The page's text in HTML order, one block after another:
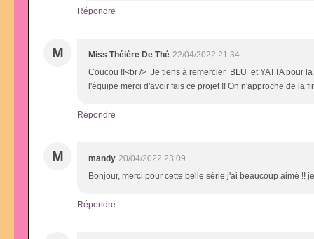
Répondre
M Miss Théière De Thé 22/04/2022 21:34
Coucou !!<br /> Je tiens à remercier BLU et YATTA pour
l'équipe merci d'avoir fais ce projet !! On n'approche de la
Répondre
M mandy 20/04/2022 23:09
Bonjour, merci pour cette belle série j'ai beaucoup aimé !!
Répondre